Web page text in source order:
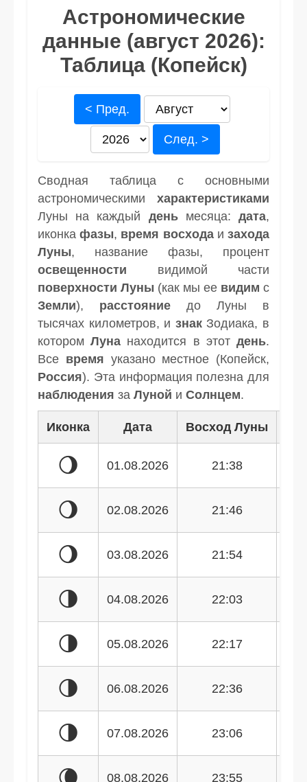
Астрономические
данные (август 2026):
Таблица (Копейск)
< Пред.
След. >
Сводная таблица с основными
астрономическими характеристиками
Луны на каждый деньмесяца:дата,
иконкафазы, время восходаизахода
Луны, название фазы, процент
освещенности видимой части
поверхности Луны (как мы ее видим с
Земли), расстояние до Луны в
тысячах километров, и знакЗодиака, в
которомЛуна находится в этотдень.
Все время указано местное (Копейск,
Россия). Эта информация полезна для
наблюдения за Луной и Солнцем.
Иконка Дата Восход Луны
🌖 01.08.2026 21:38
🌖 02.08.2026 21:46
🌖 03.08.2026 21:54
🌗 04.08.2026 22:03
🌗 05.08.2026 22:17
🌗 06.08.2026 22:36
🌗 07.08.2026 23:06
08.08.2026 23:55